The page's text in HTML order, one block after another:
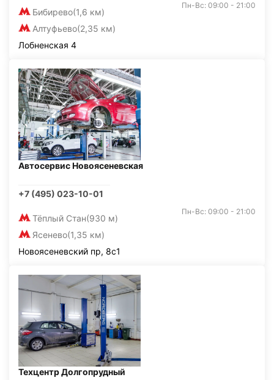
Бибирево(1,6 км)
Алтуфьево(2,35 км)
Пн-Вс: 09:00 - 21:00
Лобненская 4
Автосервис Новоясеневская
+7 (495) 023-10-01
Тёплый Стан(930 м)
Ясенево(1,35 км)
Пн-Вс: 09:00 - 21:00
Новоясеневский пр, 8с1
Техцентр Долгопрудный